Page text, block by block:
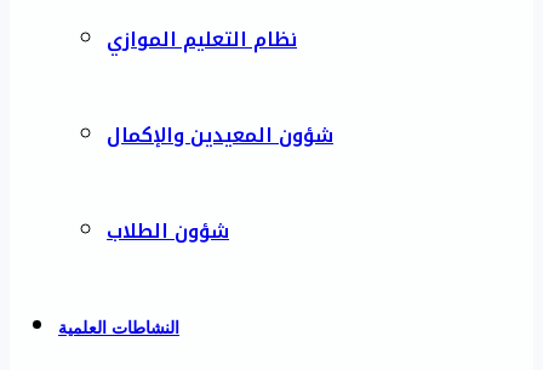
نظام التعليم الموازي
شؤون المعيدين والإكمال
شؤون الطلاب
النشاطات العلمية